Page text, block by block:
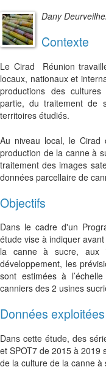
Dany
Contexte
Le Cirad Réunion
locaux, nationaux et
productions des cultures
partie, du traitement de
territoires étudiés.
Au niveau local, le Cirad
production de la canne à
traitement des images
données parcellaire de
Objectifs
Dans le cadre d'un
étude vise à indiquer
la canne à sucre, aux
développement, les
sont estimées à
canniers des 2 usines
Données exploitées
Dans cette étude, des
et SPOT7 de 2015 à 2019
de la culture de la canne à